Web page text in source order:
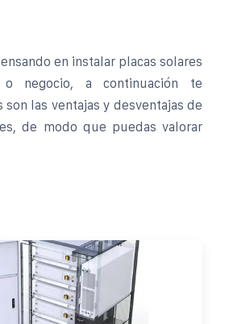
en instalar placas solares
negocio, a continuación te
son las ventajas y desventajas de
de modo que puedas valorar